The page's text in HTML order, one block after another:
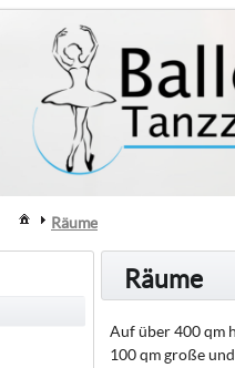
Räume
Räume
Auf über 400 qm
100 qm große